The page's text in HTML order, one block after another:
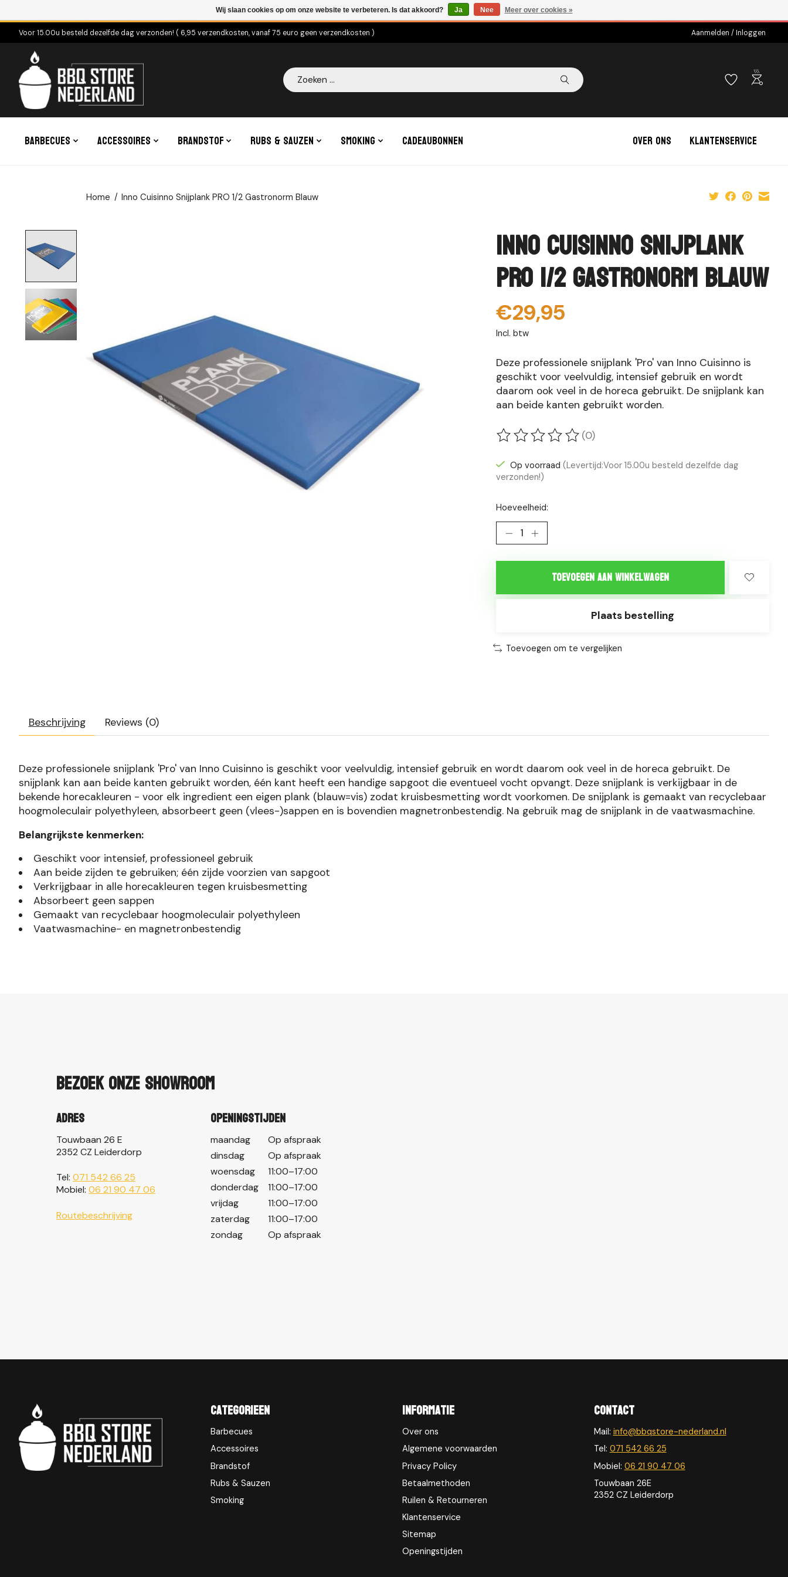
Voor 15.00u besteld dezelfde dag verzonden! ( 6,95 verzendkosten, vanaf 75 euro geen verzendkosten ) Aanmelden / Inloggen
Zoeken outdoor_grill
Barbecues Accessoires Brandstof Rubs & Sauzen Smoking Cadeaubonnen Over ons Klantenservice
Home / Inno Cuisinno Snijplank PRO 1/2 Gastronorm Blauw
Inno Cuisinno Snijplank
PRO 1/2 Gastronorm Blauw
€29,95
Incl. btw
Deze professionele snijplank 'Pro' van Inno Cuisinno is
geschikt voor veelvuldig, intensief gebruik en wordt
daarom ook veel in de horeca gebruikt. De snijplank kan
aan beide kanten gebruikt worden.
De beoordeling van dit product is
(0)
Op voorraad (Levertijd:Voor 15.00u besteld dezelfde dag
verzonden!)
Hoeveelheid:
Toevoegen aan winkelwagen
Plaats bestelling
Toevoegen om te vergelijken
Beschrijving Reviews (0)
Deze professionele snijplank 'Pro' van Inno Cuisinno is geschikt voor veelvuldig, intensief gebruik en wordt daarom ook veel in de horeca gebruikt. De
snijplank kan aan beide kanten gebruikt worden, één kant heeft een handige sapgoot die eventueel vocht opvangt. Deze snijplank is verkijgbaar in de
bekende horecakleuren - voor elk ingredient een eigen plank (blauw=vis) zodat kruisbesmetting wordt voorkomen. De snijplank is gemaakt van recyclebaar
hoogmoleculair polyethyleen, absorbeert geen (vlees-)sappen en is bovendien magnetronbestendig. Na gebruik mag de snijplank in de vaatwasmachine.
Belangrijkste kenmerken:
Geschikt voor intensief, professioneel gebruik
Aan beide zijden te gebruiken; één zijde voorzien van sapgoot
Verkrijgbaar in alle horecakleuren tegen kruisbesmetting
Absorbeert geen sappen
Gemaakt van recyclebaar hoogmoleculair polyethyleen
Vaatwasmachine- en magnetronbestendig
Bezoek onze showroom
Adres
Touwbaan 26 E
2352 CZ Leiderdorp
Tel: 071 542 66 25
Mobiel: 06 21 90 47 06
Routebeschrijving
Openingstijden
maandag
Op afspraak
dinsdag
Op afspraak
woensdag
11:00–17:00
donderdag
11:00–17:00
vrijdag
11:00–17:00
zaterdag
11:00–17:00
zondag
Op afspraak
Categorieen
Barbecues
Accessoires
Brandstof
Rubs & Sauzen
Smoking
Informatie
Over ons
Algemene voorwaarden
Privacy Policy
Betaalmethoden
Ruilen & Retourneren
Klantenservice
Sitemap
Openingstijden
Contact
Mail: info@bbqstore-nederland.nl
Tel: 071 542 66 25
Mobiel: 06 21 90 47 06
Touwbaan 26E
2352 CZ Leiderdorp
Wij slaan cookies op om onze website te verbeteren. Is dat akkoord? Ja Nee Meer over cookies »